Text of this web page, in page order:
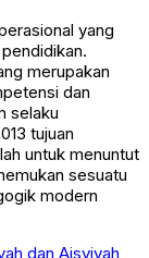
yang
merupakan
dan
selaku
tujuan
untuk menuntut
sesuatu
modern